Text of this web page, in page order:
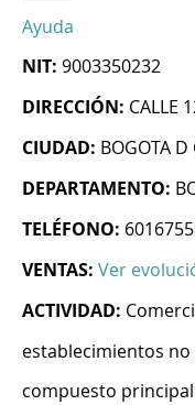
Ayuda
NIT: 9003350232
DIRECCIÓN: CALLE
CIUDAD: BOGOTA D
DEPARTAMENTO:
TELÉFONO:
VENTAS: Ver
ACTIVIDAD:
establecimientos
compuesto